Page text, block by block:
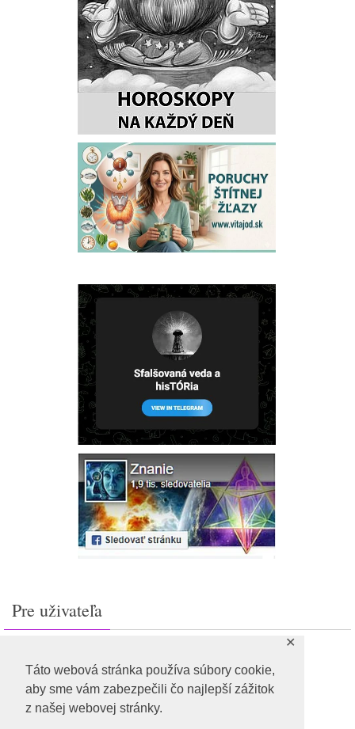
Táto webová stránka používa súbory cookie,
aby sme vám zabezpečili čo najlepší zážitok
z našej webovej stránky.
✕
Pre uživateľa
Feed záznamov
RSS feed komentárov
WordPress.org